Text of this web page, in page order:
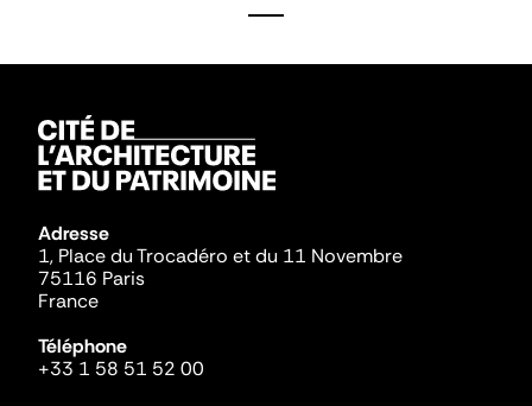
Adresse
1, Place du Trocadéro et du 11 Novembre
75116 Paris
France
Téléphone
+33 1 58 51 52 00